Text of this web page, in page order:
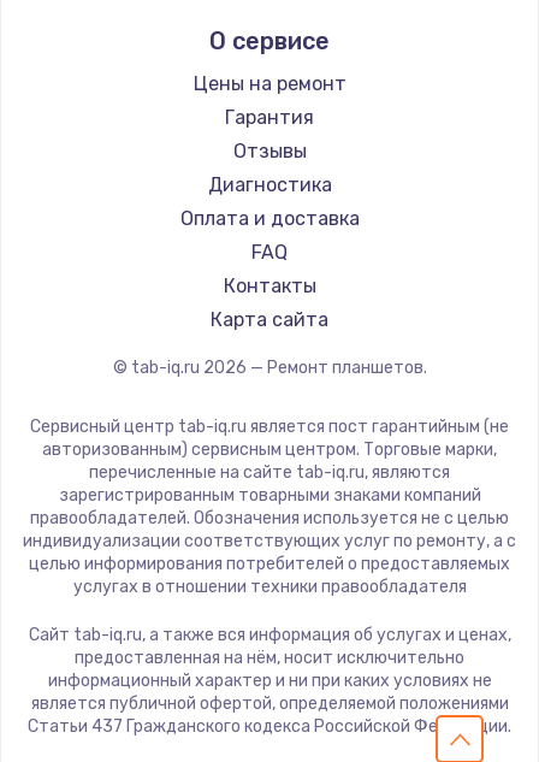
Microsoft
BlackView
Amazon
Aquarius
Philips
Dell
HP
Getac
ZTE
CHUWI
О сервисе
Цены на ремонт
Гарантия
Отзывы
Диагностика
Оплата и доставка
FAQ
Контакты
Карта сайта
© tab-iq.ru 2026 — Ремонт планшетов.
Сервисный центр tab-iq.ru является пост гарантийным (не
авторизованным) сервисным центром. Торговые марки,
перечисленные на сайте tab-iq.ru, являются
зарегистрированным товарными знаками компаний
правообладателей. Обозначения используется не с целью
индивидуализации соответствующих услуг по ремонту, а с
целью информирования потребителей о предоставляемых
услугах в отношении техники правообладателя
Сайт tab-iq.ru, а также вся информация об услугах и ценах,
предоставленная на нём, носит исключительно
информационный характер и ни при каких условиях не
является публичной офертой, определяемой положениями
Статьи 437 Гражданского кодекса Российской Федерации.